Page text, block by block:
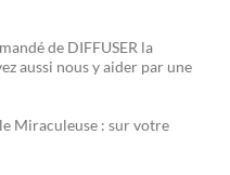
de DIFFUSER la
aussi nous y aider par une
Miraculeuse : sur votre